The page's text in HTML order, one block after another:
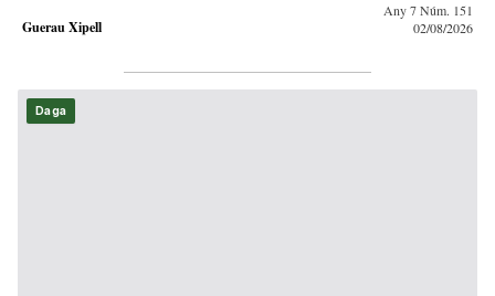
Guerau Xipell
Any 7 Núm. 151
02/08/2026
Daga